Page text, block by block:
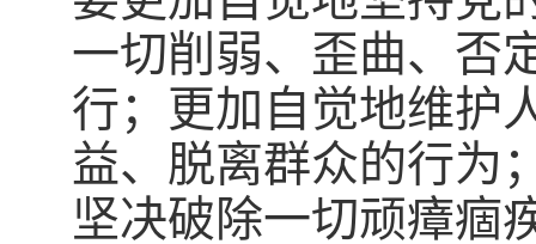
一切削弱、歪曲、否
行；更加自觉地维护
益、脱离群众的行为
坚决破除一切顽瘴痼